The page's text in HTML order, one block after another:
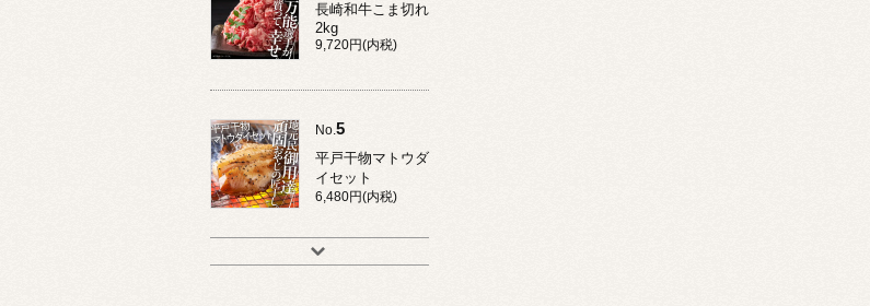
長崎和牛こま切れ
2kg
9,720円(内税)
No.5
平戸干物マトウダ
イセット
6,480円(内税)